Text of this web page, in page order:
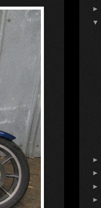
►
▼
►
►
►
►